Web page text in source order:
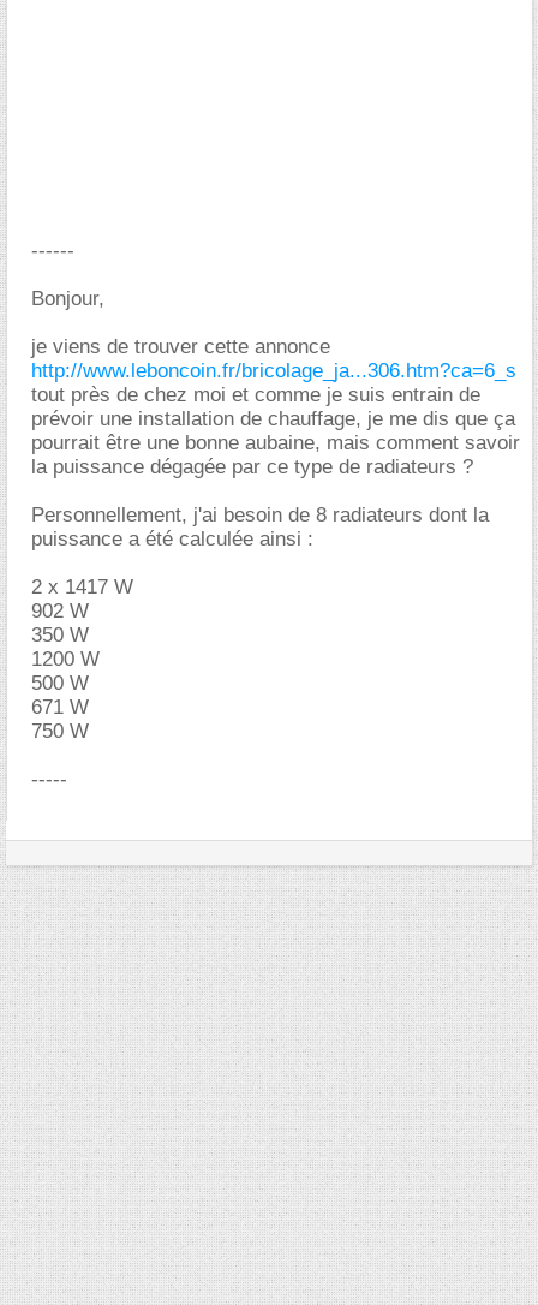
------
Bonjour,
je viens de trouver cette annonce
http://www.leboncoin.fr/bricolage_ja...306.htm?ca=6_s
tout près de chez moi et comme je suis entrain de
prévoir une installation de chauffage, je me dis que ça
pourrait être une bonne aubaine, mais comment savoir
la puissance dégagée par ce type de radiateurs ?
Personnellement, j'ai besoin de 8 radiateurs dont la
puissance a été calculée ainsi :
2 x 1417 W
902 W
350 W
1200 W
500 W
671 W
750 W
-----